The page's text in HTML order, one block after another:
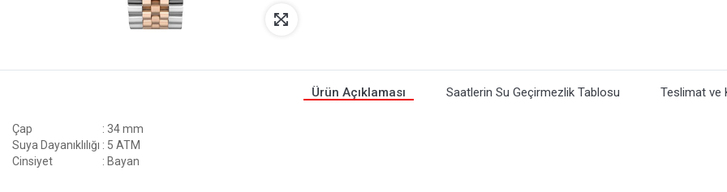
Ürün Açıklaması Saatlerin Su Geçirmezlik Tablosu Teslimat ve
Çap
: 34 mm
Suya Dayanıklılığı : 5 ATM
Cinsiyet
: Bayan